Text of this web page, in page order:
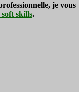
je vous
soft skills.